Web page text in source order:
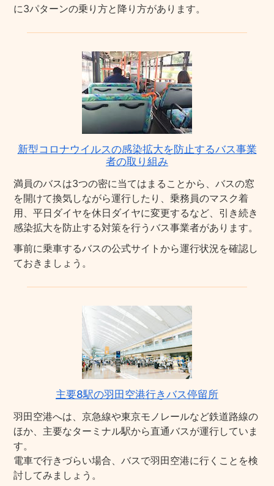
に3パターンの乗り方と降り方があります。
新型コロナウイルスの感染拡大を防止するバス事業
者の取り組み
満員のバスは3つの密に当てはまることから、バスの窓
を開けて換気しながら運行したり、乗務員のマスク着
用、平日ダイヤを休日ダイヤに変更するなど、引き続き
感染拡大を防止する対策を行うバス事業者があります。
事前に乗車するバスの公式サイトから運行状況を確認し
ておきましょう。
主要8駅の羽田空港行きバス停留所
羽田空港へは、京急線や東京モノレールなど鉄道路線の
ほか、主要なターミナル駅から直通バスが運行していま
す。
電車で行きづらい場合、バスで羽田空港に行くことを検
討してみましょう。